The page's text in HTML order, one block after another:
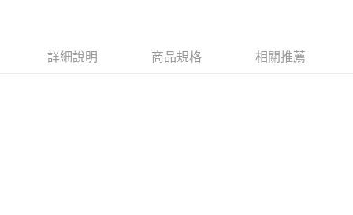
宅配［需2-3個工作天不含預購商品］
詳細說明 商品規格 相關推薦